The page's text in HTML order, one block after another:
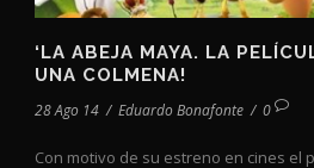
‘LA ABEJA MAYA. LA
UNA COLMENA!
28 Ago 14 / Eduardo Bonafonte / 0
Con motivo de su estreno en cines el